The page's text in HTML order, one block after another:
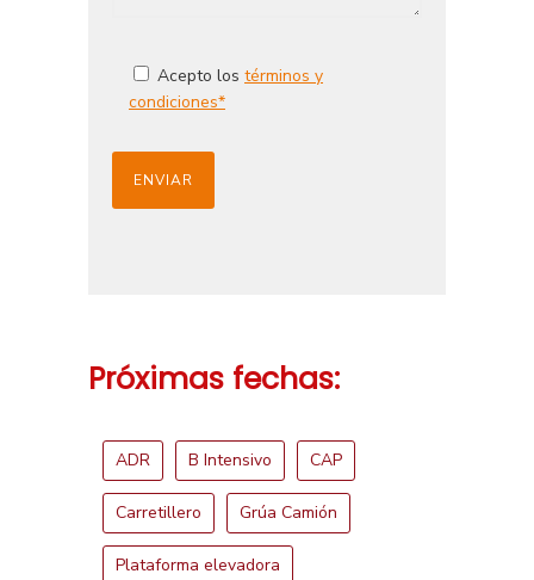
Acepto los términos y
condiciones*
Próximas fechas:
ADR B Intensivo CAP
Carretillero Grúa Camión
Plataforma elevadora